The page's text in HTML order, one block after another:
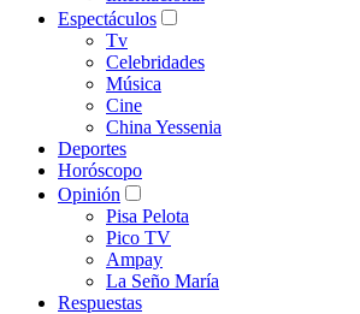
Espectáculos
Tv
Celebridades
Música
Cine
China Yessenia
Deportes
Horóscopo
Opinión
Pisa Pelota
Pico TV
Ampay
La Seño María
Respuestas